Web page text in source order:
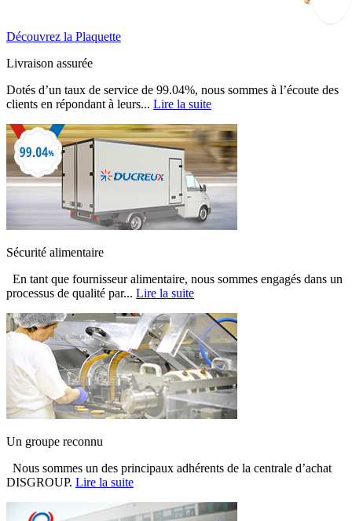
Découvrez la Plaquette
Livraison assurée
Dotés d’un taux de service de 99.04%, nous sommes à l’écoute des
clients en répondant à leurs... Lire la suite
Sécurité alimentaire
En tant que fournisseur alimentaire, nous sommes engagés dans un
processus de qualité par... Lire la suite
Un groupe reconnu
Nous sommes un des principaux adhérents de la centrale d’achat
DISGROUP. Lire la suite